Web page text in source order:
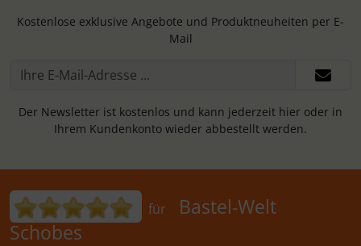
Kostenlose exklusive Angebote und Produktneuheiten per E-
Mail
Der Newsletter ist kostenlos und kann jederzeit hier oder in
Ihrem Kundenkonto wieder abbestellt werden.
Bewertungen für Bastel-Welt
für
Bastel-Welt
Schobes